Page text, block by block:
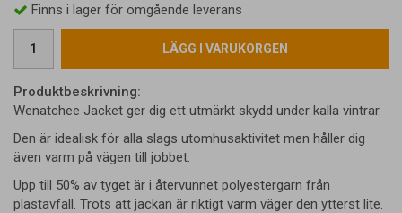
Finns i lager för omgående leverans
LÄGG I VARUKORGEN
Produktbeskrivning:
Wenatchee Jacket ger dig ett utmärkt skydd under kalla vintrar.
Den är idealisk för alla slags utomhusaktivitet men håller dig
även varm på vägen till jobbet.
Upp till 50% av tyget är i återvunnet polyestergarn från
plastavfall. Trots att jackan är riktigt varm väger den ytterst lite.